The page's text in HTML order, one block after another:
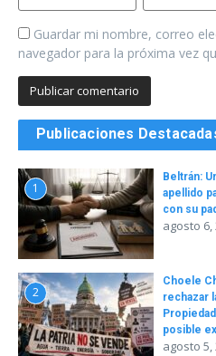
Guardar mi nombre, correo
navegador para la próxima vez
Publicaciones
1
Beltrán:
apellido
con su
agosto 6,
2
Choele
rechazar
posible
agosto 5,